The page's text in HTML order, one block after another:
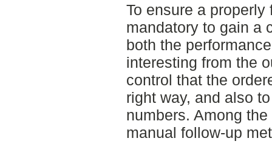
To ensure a
mandatory to gain a
both the
interesting from the
control that the
right way, and also
numbers. Among
manual follow-up